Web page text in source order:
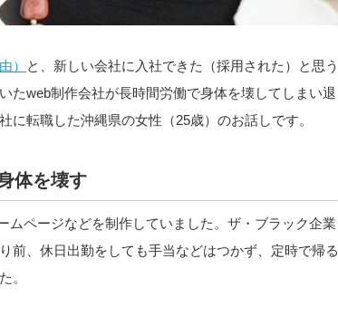
）
と、新しい会社に入社できた（採用された）と思う
たweb制作会社が長時間労働で身体を壊してしまい退
転職した沖縄県の女性（25歳）のお話しです。
体を壊す
ムページなどを制作していました。ザ・ブラック企業
前、休日出勤をしても手当などはつかず、定時で帰る
。